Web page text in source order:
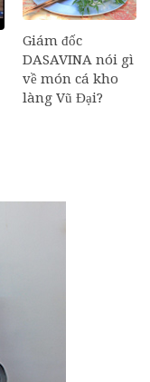
Giám đốc
DASAVINA nói gì
về món cá kho
làng Vũ Đại?